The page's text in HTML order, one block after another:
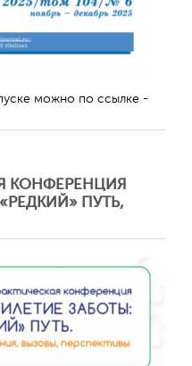
можно по ссылке -
КОНФЕРЕНЦИЯ
ПУТЬ,
Отправить